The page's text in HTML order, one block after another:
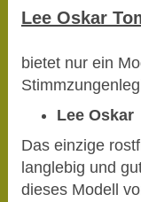
Lee Oskar
bietet nur ein
Lee Oskar
Das einzige
langlebig und
dieses Modell